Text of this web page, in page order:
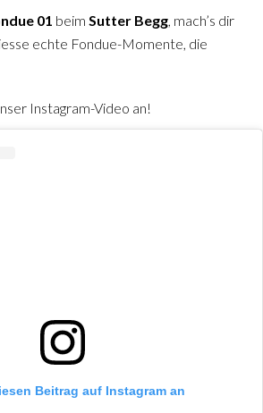
01 beim Sutter Begg , mach’s dir
echte Fondue-Momente, die
Instagram-Video an!
Beitrag auf Instagram an